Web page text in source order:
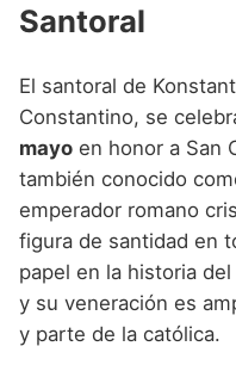
Santoral
El santoral de
Constantino, se
mayo en honor a San
también conocido
emperador romano
figura de santidad en
papel en la historia
y su veneración es
y parte de la católica.